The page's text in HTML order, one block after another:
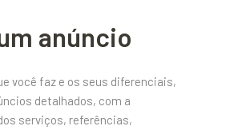
anúncio
você faz e os seus diferenciais,
detalhados, com a
serviços, referências,